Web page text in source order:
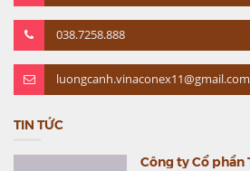
038.7258.888
luongcanh.vinaconex11@gmail.com
TIN TỨC